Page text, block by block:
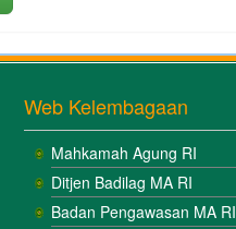
Web Kelembagaan
Mahkamah Agung RI
Ditjen Badilag MA RI
Badan Pengawasan MA RI